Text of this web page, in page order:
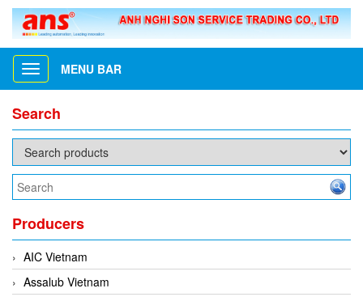
Toggle
navigation
MENU BAR
Search
Producers
AIC Vietnam
Assalub Vietnam